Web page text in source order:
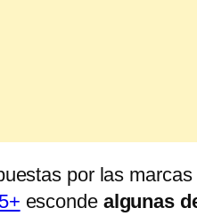
por las
esconde algunas